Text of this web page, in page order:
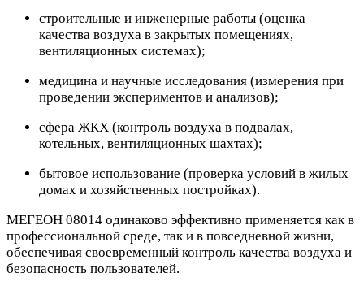
строительные и инженерные работы (оценка
качества воздуха в закрытых помещениях,
вентиляционных системах);
медицина и научные исследования (измерения при
проведении экспериментов и анализов);
сфера ЖКХ (контроль воздуха в подвалах,
котельных, вентиляционных шахтах);
бытовое использование (проверка условий в жилых
домах и хозяйственных постройках).
МЕГЕОН 08014 одинаково эффективно применяется как в
профессиональной среде, так и в повседневной жизни,
обеспечивая своевременный контроль качества воздуха и
безопасность пользователей.